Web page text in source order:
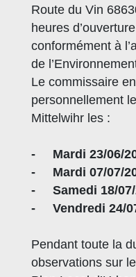
Route du Vin
heures
conformément à
de
Le commissaire
personnellement
Mittelwihr les :
- Mardi 23/06/
- Mardi 07/07/
- Samedi 18/07/
- Vendredi 24/
Pendant toute la
observations sur